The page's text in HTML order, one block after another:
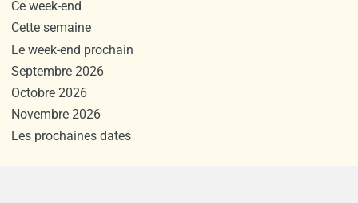
Ce week-end
Cette semaine
Le week-end prochain
Septembre 2026
Octobre 2026
Novembre 2026
Les prochaines dates